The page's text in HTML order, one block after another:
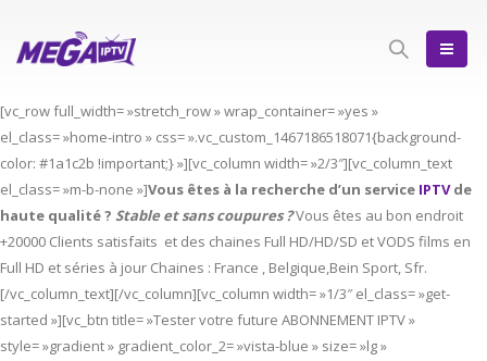
[vc_row full_width= »stretch_row » wrap_container= »yes »
el_class= »home-intro » css= ».vc_custom_1467186518071{background-
color: #1a1c2b !important;} »][vc_column width= »2/3″][vc_column_text
el_class= »m-b-none »]Vous êtes à la recherche d’un service IPTVde
haute qualité ? Stable et sans coupures ?Vous êtes au bon endroit
+20000 Clients satisfaits et des chaines Full HD/HD/SD et VODS films en
Full HD et séries à jour Chaines : France , Belgique,Bein Sport, Sfr.
[/vc_column_text][/vc_column][vc_column width= »1/3″ el_class= »get-
started »][vc_btn title= »Tester votre future ABONNEMENT IPTV »
style= »gradient » gradient_color_2= »vista-blue » size= »lg »